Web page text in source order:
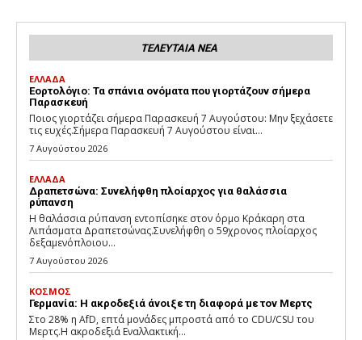
ΤΕΛΕΥΤΑΙΑ ΝΕΑ
ΕΛΛΑΔΑ
Εορτολόγιο: Τα σπάνια ονόματα που γιορτάζουν σήμερα
Παρασκευή
Ποιος γιορτάζει σήμερα Παρασκευή 7 Αυγούστου: Μην ξεχάσετε
τις ευχές.Σήμερα Παρασκευή 7 Αυγούστου είναι...
7 Αυγούστου 2026
ΕΛΛΑΔΑ
Δραπετσώνα: Συνελήφθη πλοίαρχος για θαλάσσια
ρύπανση
Η θαλάσσια ρύπανση εντοπίσηκε στον όρμο Κράκαρη στα
Λιπάσματα Δραπετσώνας.Συνελήφθη ο 59χρονος πλοίαρχος
δεξαμενόπλοιου...
7 Αυγούστου 2026
ΚΟΣΜΟΣ
Γερμανία: Η ακροδεξιά άνοιξε τη διαφορά με τον Μερτς
Στο 28% η AfD, επτά μονάδες μπροστά από το CDU/CSU του
Μερτς.Η ακροδεξιά Εναλλακτική...